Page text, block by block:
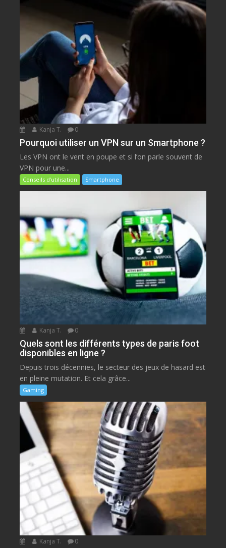
Kanja T. 0
Pourquoi utiliser un VPN sur un Smartphone ?
Les VPN ont le vent en poupe et si l’on parle souvent de
VPN pour une...
Conseils d’utilisation Smartphone
Kanja T. 0
Quels sont les différents types de paris foot
disponibles en ligne ?
Depuis trois décennies, le secteur des jeux de hasard est
en pleine mutation. Et cela grâce...
Gaming
Kanja T. 0